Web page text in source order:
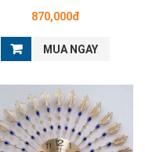
870,000đ
MUA NGAY